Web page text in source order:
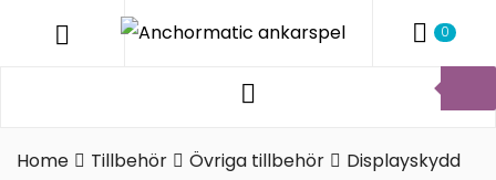
Anchormatic
0
Home
Tillbehör Övriga tillbehör
Displayskydd